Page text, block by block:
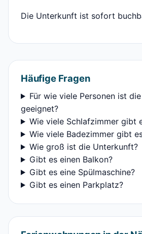
Die Unterkunft ist sofort
Häufige Fragen
Für wie viele Personen ist
geeignet?
Wie viele Schlafzimmer gibt
Wie viele Badezimmer gibt
Wie groß ist die Unterkunft?
Gibt es einen Balkon?
Gibt es eine Spülmaschine?
Gibt es einen Parkplatz?